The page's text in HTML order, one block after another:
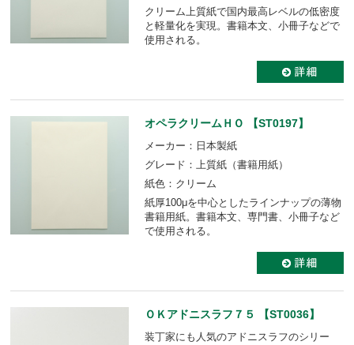
クリーム上質紙で国内最高レベルの低密度
と軽量化を実現。書籍本文、小冊子などで
使用される。
オペラクリームＨＯ 【ST0197】
メーカー：日本製紙
グレード：上質紙（書籍用紙）
紙色：クリーム
紙厚100μを中心としたラインナップの薄物
書籍用紙。書籍本文、専門書、小冊子など
で使用される。
ＯＫアドニスラフ７５ 【ST0036】
装丁家にも人気のアドニスラフのシリー